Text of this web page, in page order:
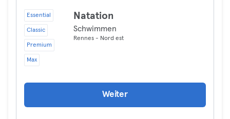
Essential
Classic
Premium
Max
Natation
Schwimmen
Rennes - Nord est
Weiter